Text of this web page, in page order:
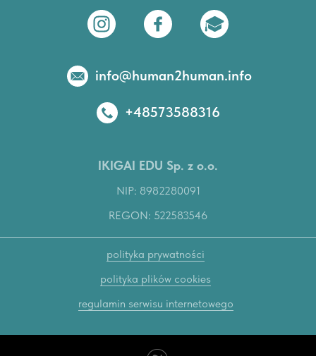
info@human2human.info
NIP: 8982280091
+48573588316
REGON: 522583546
polityka prywatności
polityka plików cookies
regulamin serwisu internetowego
IKIGAI EDU Sp. z o.o.